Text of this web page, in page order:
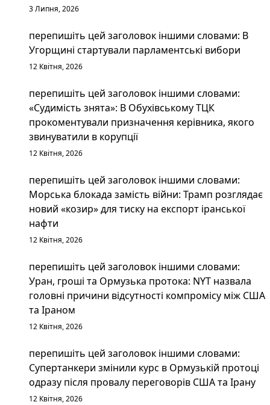
3 Липня, 2026
перепишіть цей заголовок іншими словами: В
Угорщині стартували парламентські вибори
12 Квітня, 2026
перепишіть цей заголовок іншими словами:
«Судимість знята»: В Обухівському ТЦК
прокоментували призначення керівника, якого
звинуватили в корупції
12 Квітня, 2026
перепишіть цей заголовок іншими словами:
Морська блокада замість війни: Трамп розглядає
новий «козир» для тиску на експорт іранської
нафти
12 Квітня, 2026
перепишіть цей заголовок іншими словами:
Уран, гроші та Ормузька протока: NYT назвала
головні причини відсутності компромісу між США
та Іраном
12 Квітня, 2026
перепишіть цей заголовок іншими словами:
Супертанкери змінили курс в Ормузькій протоці
одразу після провалу переговорів США та Ірану
12 Квітня, 2026